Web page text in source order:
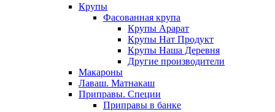
Крупы
Фасованная крупа
Крупы Арарат
Крупы Нат Продукт
Крупы Наша Деревня
Другие производители
Макароны
Лаваш. Матнакаш
Приправы. Специи
Приправы в банке